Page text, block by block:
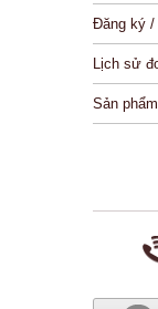
Đăng ký /
Lịch sử
Sản